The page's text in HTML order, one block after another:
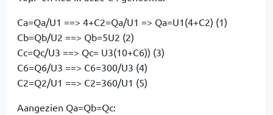
Ca=Qa/U1 ==> 4+C2=Qa/U1 => Qa=U1(4+C2) (1)
Cb=Qb/U2 ==> Qb=5U2 (2)
Cc=Qc/U3 ==> Qc= U3(10+C6)) (3)
C6=Q6/U3 ==> C6=300/U3 (4)
C2=Q2/U1 ==> C2=360/U1 (5)
Aangezien Qa=Qb=Qc: